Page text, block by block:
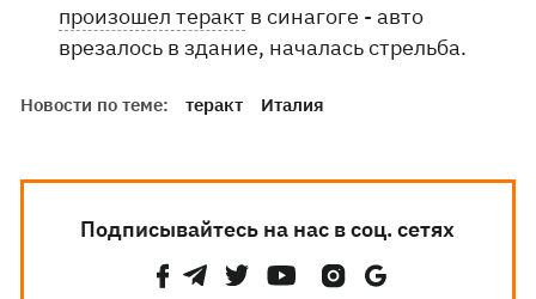
произошел теракт в синагоге - авто
врезалось в здание, началась стрельба.
Новости по теме: теракт Италия
Подписывайтесь на нас в соц. сетях